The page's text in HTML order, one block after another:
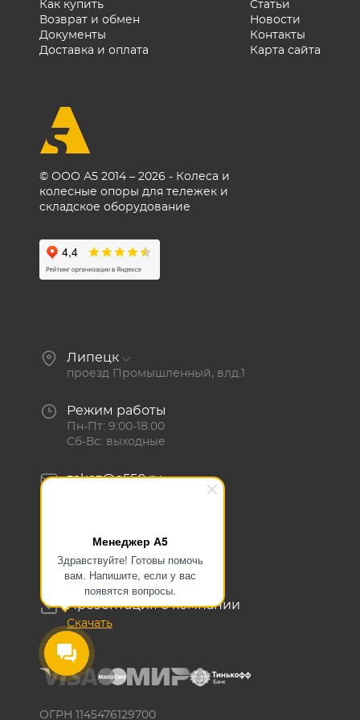
Менеджер А5
Здравствуйте! Готовы помочь
вам. Напишите, если у вас
появятся вопросы.
© ООО А5 2014 – 2026 - Колеса и
колесные опоры для тележек и
складское оборудование
Как купить
Возврат и обмен
Документы
Доставка и оплата
Статьи
Новости
Контакты
Карта сайта
Липецк
проезд Промышленный, влд.1
Режим работы
Пн-Пт: 9:00-18:00
Сб-Вс: выходные
zakaz@a550.ru
(г. Липецк)
Презентация о компании
Скачать
ОГРН 1145476129700